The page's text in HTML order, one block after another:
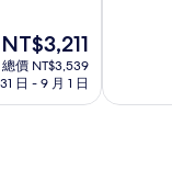
現
在
價
NT$3,211
總價 NT$3,539
日 - 9 月 1 日
棒